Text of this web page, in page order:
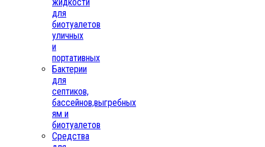
для
биотуалетов
уличных
и
портативных
Бактерии
для
септиков,
бассейнов,выгребных
ям и
биотуалетов
Средства